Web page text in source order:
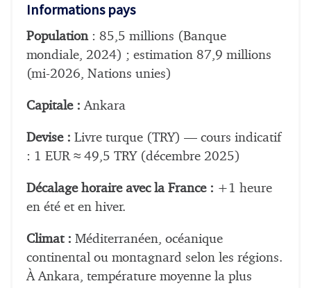
Informations pays
Population: 85,5 millions (Banque
mondiale, 2024) ; estimation 87,9 millions
(mi-2026, Nations unies)
Capitale : Ankara
Devise : Livre turque (TRY) — cours indicatif
: 1 EUR ≈ 49,5 TRY (décembre 2025)
Décalage horaire avec la France : +1 heure
en été et en hiver.
Climat : Méditerranéen, océanique
continental ou montagnard selon les régions.
À Ankara, température moyenne la plus